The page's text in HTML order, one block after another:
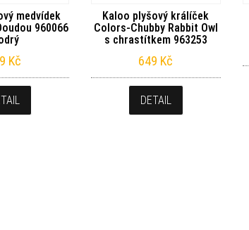
medvídek
960066
Kč
Kaloo plyšový králíček
Colors-Chubby Rabbit Owl
s chrastítkem 963253
649 Kč
DETAIL